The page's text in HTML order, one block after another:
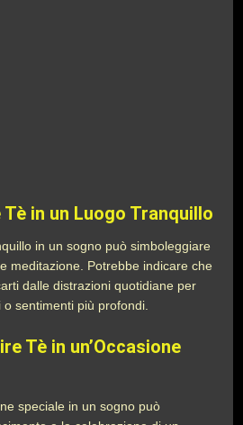
in un Luogo Tranquillo
in un sogno può simboleggiare
meditazione. Potrebbe indicare che
dalle distrazioni quotidiane per
sentimenti più profondi.
Tè in un’Occasione
speciale in un sogno può